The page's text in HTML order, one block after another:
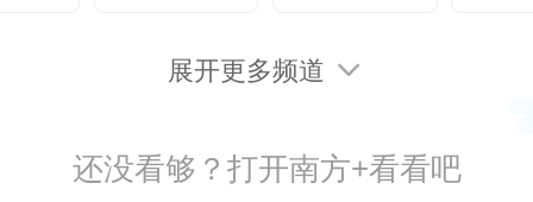
致敬之旅”“秘境熊猫·溯源之旅”“藏乡
旅”“川版独库·自驾之旅”四条精品
金山、宝康路等10余个景点和5个
展开更多频道
还没看够？打开南方+看看吧